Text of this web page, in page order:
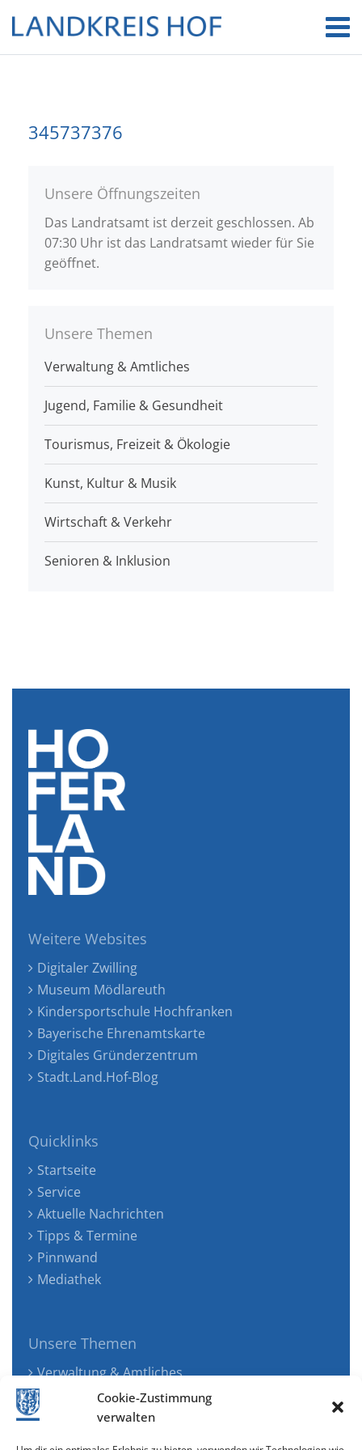
Cookie-Zustimmung
verwalten
345737376
Unsere Öffnungszeiten
Das Landratsamt ist derzeit geschlossen. Ab
07:30 Uhr ist das Landratsamt wieder für Sie
geöffnet.
Unsere Themen
Verwaltung & Amtliches
Jugend, Familie & Gesundheit
Tourismus, Freizeit & Ökologie
Kunst, Kultur & Musik
Wirtschaft & Verkehr
Senioren & Inklusion
Weitere Websites
Digitaler Zwilling
Museum Mödlareuth
Kindersportschule Hochfranken
Bayerische Ehrenamtskarte
Digitales Gründerzentrum
Stadt.Land.Hof-Blog
Quicklinks
Startseite
Service
Aktuelle Nachrichten
Tipps & Termine
Pinnwand
Mediathek
Unsere Themen
Verwaltung & Amtliches
Jugend, Familie & Gesundheit
Tourismus, Freizeit & Ökologie